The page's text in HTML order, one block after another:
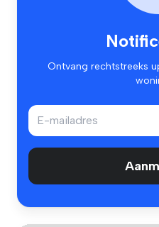
Ontvang rechtstreeks